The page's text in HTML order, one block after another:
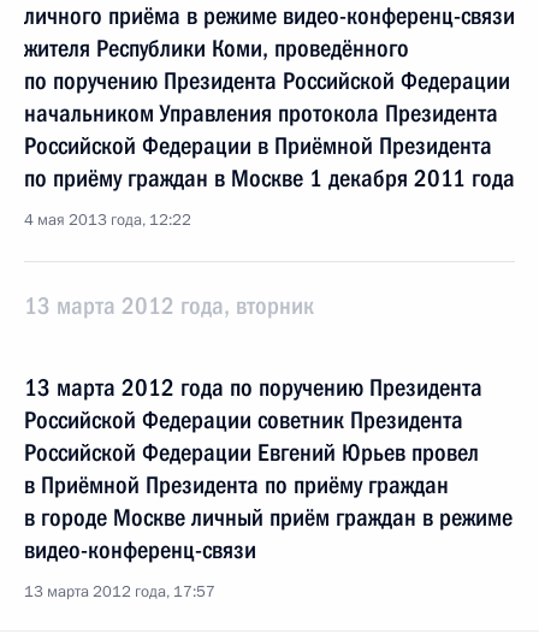
личного приёма в режиме видео-конференц-связи
жителя Республики Коми, проведённого
по поручению Президента Российской Федерации
начальником Управления протокола Президента
Российской Федерации в Приёмной Президента
по приёму граждан в Москве 1 декабря 2011 года
4 мая 2013 года, 12:22
13 марта 2012 года, вторник
13 марта 2012 года по поручению Президента
Российской Федерации советник Президента
Российской Федерации Евгений Юрьев провел
в Приёмной Президента по приёму граждан
в городе Москве личный приём граждан в режиме
видео-конференц-связи
13 марта 2012 года, 17:57